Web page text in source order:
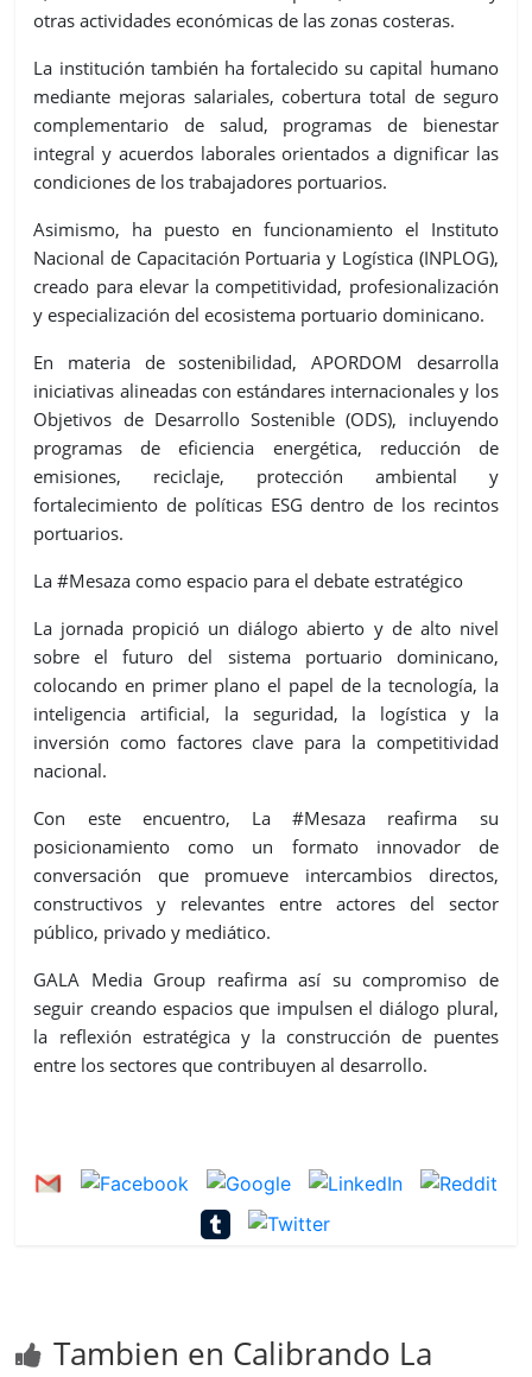
otras actividades económicas de las zonas costeras.
La institución también ha fortalecido su capital humano
mediante mejoras salariales, cobertura total de seguro
complementario de salud, programas de bienestar
integral y acuerdos laborales orientados a dignificar las
condiciones de los trabajadores portuarios.
Asimismo, ha puesto en funcionamiento el Instituto
Nacional de Capacitación Portuaria y Logística (INPLOG),
creado para elevar la competitividad, profesionalización
y especialización del ecosistema portuario dominicano.
En materia de sostenibilidad, APORDOM desarrolla
iniciativas alineadas con estándares internacionales y los
Objetivos de Desarrollo Sostenible (ODS), incluyendo
programas de eficiencia energética, reducción de
emisiones, reciclaje, protección ambiental y
fortalecimiento de políticas ESG dentro de los recintos
portuarios.
La #Mesaza como espacio para el debate estratégico
La jornada propició un diálogo abierto y de alto nivel
sobre el futuro del sistema portuario dominicano,
colocando en primer plano el papel de la tecnología, la
inteligencia artificial, la seguridad, la logística y la
inversión como factores clave para la competitividad
nacional.
Con este encuentro, La #Mesaza reafirma su
posicionamiento como un formato innovador de
conversación que promueve intercambios directos,
constructivos y relevantes entre actores del sector
público, privado y mediático.
GALA Media Group reafirma así su compromiso de
seguir creando espacios que impulsen el diálogo plural,
la reflexión estratégica y la construcción de puentes
entre los sectores que contribuyen al desarrollo.
Tambien en Calibrando La